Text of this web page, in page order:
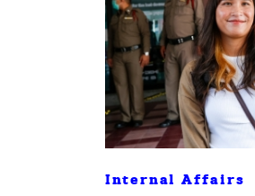
Internal Affairs